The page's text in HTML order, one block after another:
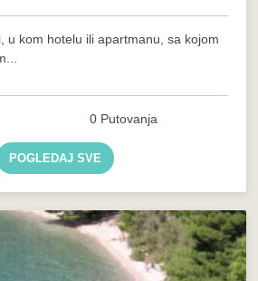
u kom hotelu ili apartmanu, sa kojom
0 Putovanja
POGLEDAJ SVE